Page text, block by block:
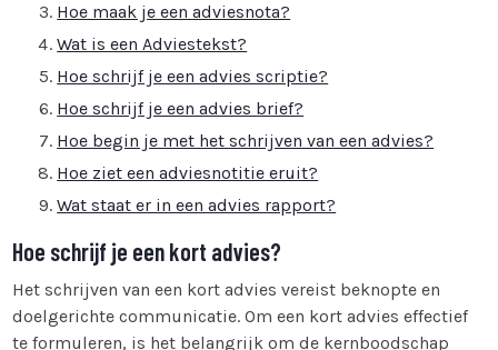
Hoe maak je een adviesnota?
Wat is een Adviestekst?
Hoe schrijf je een advies scriptie?
Hoe schrijf je een advies brief?
Hoe begin je met het schrijven van een advies?
Hoe ziet een adviesnotitie eruit?
Wat staat er in een advies rapport?
Hoe schrijf je een kort advies?
Het schrijven van een kort advies vereist beknopte en
doelgerichte communicatie. Om een kort advies effectief
te formuleren, is het belangrijk om de kernboodschap